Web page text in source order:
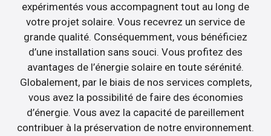
expérimentés vous accompagnent tout au long de
votre projet solaire. Vous recevrez un service de
grande qualité. Conséquemment, vous bénéficiez
d’une installation sans souci. Vous profitez des
avantages de l’énergie solaire en toute sérénité.
Globalement, par le biais de nos services complets,
vous avez la possibilité de faire des économies
d’énergie. Vous avez la capacité de pareillement
contribuer à la préservation de notre environnement.